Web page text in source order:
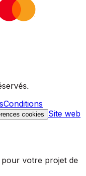
Conditions
cookies
Site web
votre projet de